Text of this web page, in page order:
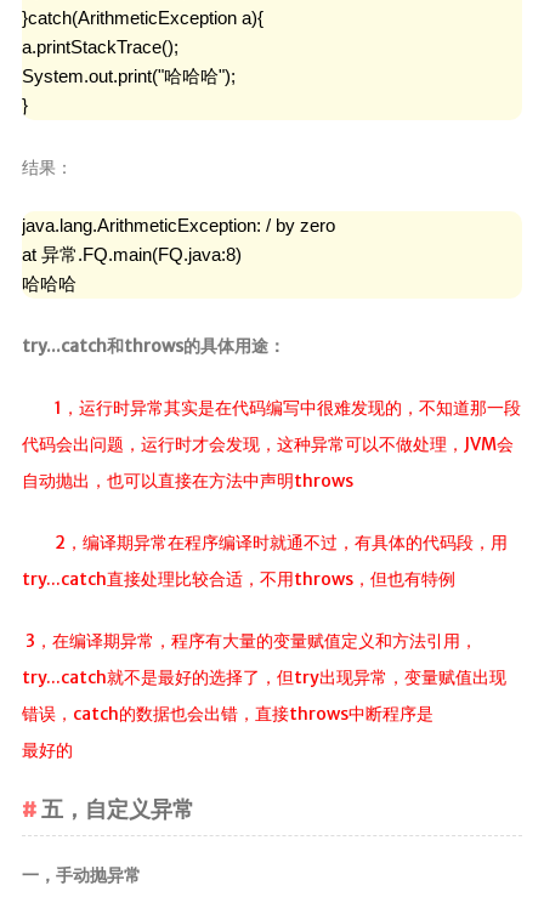
}catch(ArithmeticException a){
a.printStackTrace();
System.out.print("哈哈哈");
}
结果：
java.lang.ArithmeticException: / by zero
at 异常.FQ.main(FQ.java:8)
哈哈哈
try...catch和throws的具体用途：
1，运行时异常其实是在代码编写中很难发现的，不知道那一段
代码会出问题，运行时才会发现，这种异常可以不做处理，JVM会
自动抛出，也可以直接在方法中声明throws
2，编译期异常在程序编译时就通不过，有具体的代码段，用
try...catch直接处理比较合适，不用throws，但也有特例
3，在编译期异常，程序有大量的变量赋值定义和方法引用，
try...catch就不是最好的选择了，但try出现异常，变量赋值出现
错误，catch的数据也会出错，直接throws中断程序是
最好的
五，自定义异常
一，手动抛异常